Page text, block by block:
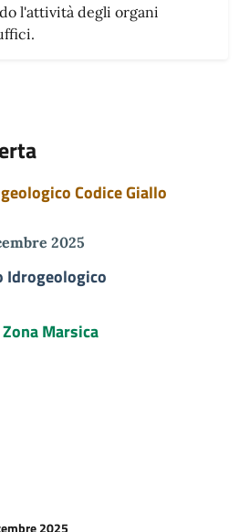
l'attività degli organi
Codice Giallo
2025
Idrogeologico
Marsica